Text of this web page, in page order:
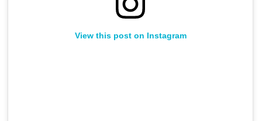
View this post on Instagram